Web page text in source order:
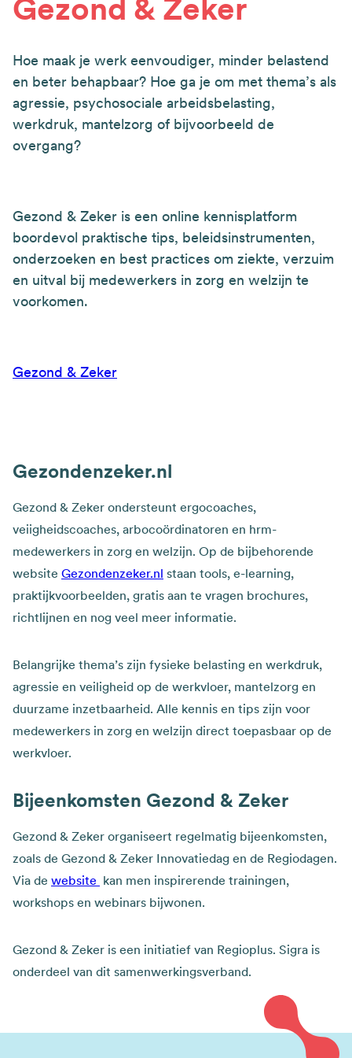
Gezond & Zeker
Hoe maak je werk eenvoudiger, minder belastend
en beter behapbaar? Hoe ga je om met thema’s als
agressie, psychosociale arbeidsbelasting,
werkdruk, mantelzorg of bijvoorbeeld de
overgang?
Gezond & Zeker is een online kennisplatform
boordevol praktische tips, beleidsinstrumenten,
onderzoeken en best practices om ziekte, verzuim
en uitval bij medewerkers in zorg en welzijn te
voorkomen.
Gezond & Zeker
Gezondenzeker.nl
Gezond & Zeker ondersteunt ergocoaches,
veiigheidscoaches, arbocoördinatoren en hrm-
medewerkers in zorg en welzijn. Op de bijbehorende
website Gezondenzeker.nl staan tools, e-learning,
praktijkvoorbeelden, gratis aan te vragen brochures,
richtlijnen en nog veel meer informatie.
Belangrijke thema’s zijn fysieke belasting en werkdruk,
agressie en veiligheid op de werkvloer, mantelzorg en
duurzame inzetbaarheid. Alle kennis en tips zijn voor
medewerkers in zorg en welzijn direct toepasbaar op de
werkvloer.
Bijeenkomsten Gezond & Zeker
Gezond & Zeker organiseert regelmatig bijeenkomsten,
zoals de Gezond & Zeker Innovatiedag en de Regiodagen.
Via de website kan men inspirerende trainingen,
workshops en webinars bijwonen.
Gezond & Zeker is een initiatief van Regioplus. Sigra is
onderdeel van dit samenwerkingsverband.